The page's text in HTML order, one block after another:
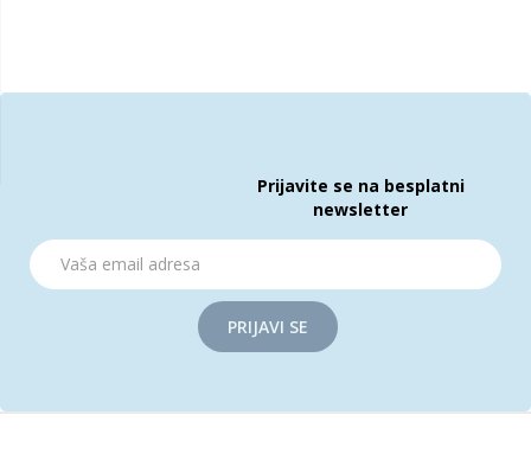
Prijavite se na besplatni
newsletter
PRIJAVI SE